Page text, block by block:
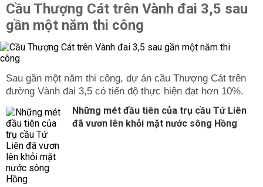
Cầu Thượng Cát trên Vành đai 3,5 sau
gần một năm thi công
Sau gần một năm thi công, dự án cầu Thượng Cát trên
đường Vành đai 3,5 có tiến độ thực hiện đạt hơn 10%.
Những mét đầu tiên của trụ cầu Tứ Liên
đã vươn lên khỏi mặt nước sông Hồng